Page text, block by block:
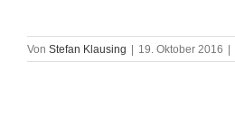
Von Stefan Klausing | 19. Oktober 2016 |